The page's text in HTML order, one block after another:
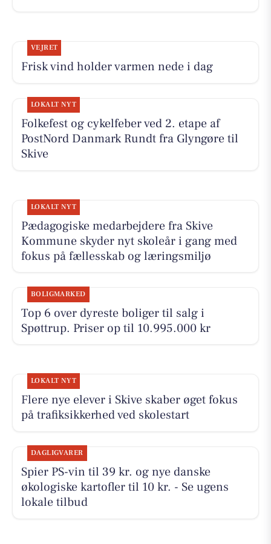
VEJRET
Frisk vind holder varmen nede i dag
LOKALT NYT
Folkefest og cykelfeber ved 2. etape af
PostNord Danmark Rundt fra Glyngøre til
Skive
LOKALT NYT
Pædagogiske medarbejdere fra Skive
Kommune skyder nyt skoleår i gang med
fokus på fællesskab og læringsmiljø
BOLIGMARKED
Top 6 over dyreste boliger til salg i
Spøttrup. Priser op til 10.995.000 kr
LOKALT NYT
Flere nye elever i Skive skaber øget fokus
på trafiksikkerhed ved skolestart
DAGLIGVARER
Spier PS-vin til 39 kr. og nye danske
økologiske kartofler til 10 kr. - Se ugens
lokale tilbud